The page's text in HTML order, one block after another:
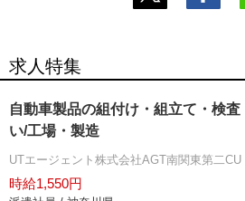
求人特集
自動車製品の組付け・組立て・検
い/工場・製造
UTエージェント株式会社AGT南関東第二CU
時給1,550円